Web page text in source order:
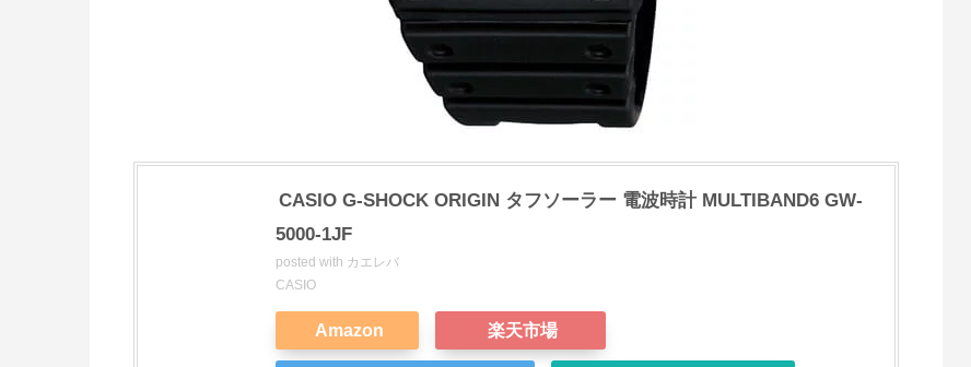
CASIO G-SHOCK ORIGIN タフソーラー 電波時計 MULTIBAND6 GW-
5000-1JF
posted with カエレバ
CASIO
Amazon 楽天市場